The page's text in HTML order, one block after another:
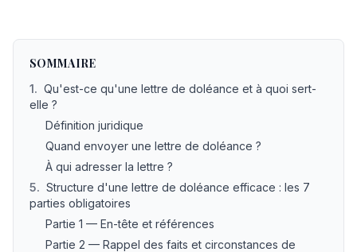
SOMMAIRE
1. Qu'est-ce qu'une lettre de doléance et à quoi sert-
elle ?
Définition juridique
Quand envoyer une lettre de doléance ?
À qui adresser la lettre ?
5. Structure d'une lettre de doléance efficace : les 7
parties obligatoires
Partie 1 — En-tête et références
Partie 2 — Rappel des faits et circonstances de